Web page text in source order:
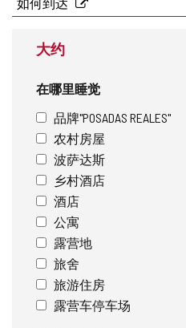
地
大约
在哪里睡觉
品牌"POSADAS REALES"
农村房屋
波萨达斯
乡村酒店
酒店
公寓
露营地
旅舍
旅游住房
露营车停车场